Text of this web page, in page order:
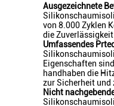
Ausgezeichnete
von 8.000 Zyklen
die
Umfassendes
Eigenschaften
handhaben die
zur Sicherheit und
Nicht